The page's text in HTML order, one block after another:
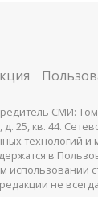
СМИ:
д. 25, кв. 44.
технологий и
в
редакции не